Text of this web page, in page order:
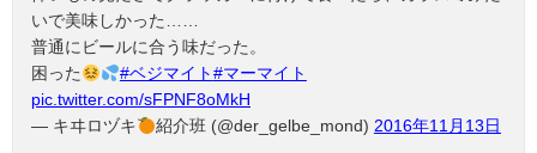
いで美味しかった……
普通にビールに合う味だった。
困った
#ベジマイト#マーマイト
pic.twitter.com/sFPNF8oMkH
— キヰロヅキ
紹介班 (@der_gelbe_mond) 2016年11月13日